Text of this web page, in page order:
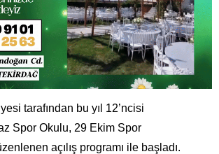
tarafından bu yıl 12’ncisi
Spor Okulu, 29 Ekim Spor
açılış programı ile başladı.